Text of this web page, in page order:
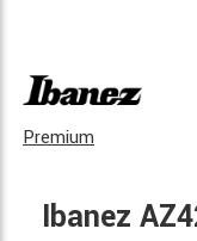
Premium
Ibanez